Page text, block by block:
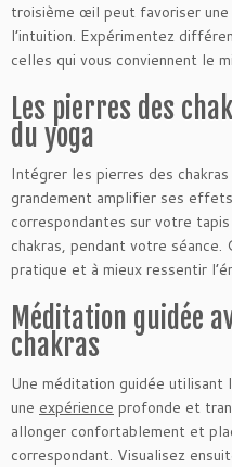
troisième œil peut favoriser une
l’intuition. Expérimentez
celles qui vous conviennent le
Les pierres des
du yoga
Intégrer les pierres des
grandement amplifier ses
correspondantes sur votre
chakras, pendant votre
pratique et à mieux ressentir
Méditation guidée
chakras
Une méditation guidée
une expérience profonde et
allonger confortablement et
correspondant. Visualisez